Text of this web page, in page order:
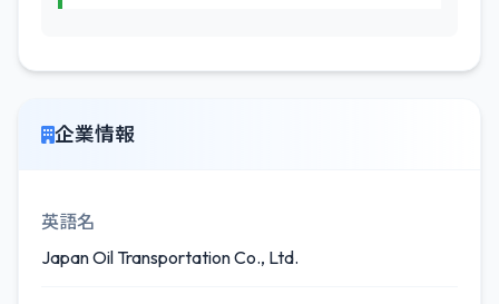
企業情報
英語名
Japan Oil Transportation Co., Ltd.